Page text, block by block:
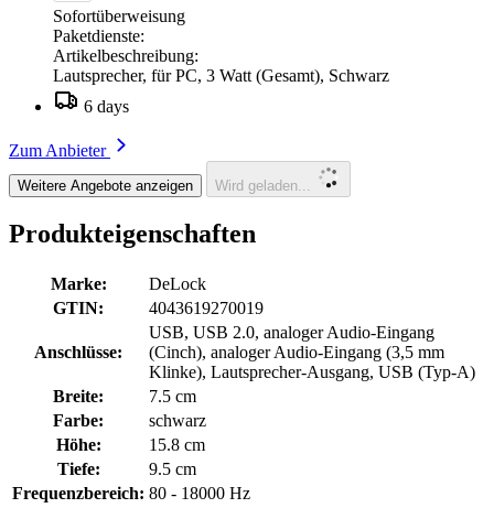
Sofortüberweisung
Paketdienste:
Artikelbeschreibung:
Lautsprecher, für PC, 3 Watt (Gesamt), Schwarz
6 days
Zum Anbieter
Weitere Angebote anzeigen Wird geladen...
Produkteigenschaften
Marke:
DeLock
GTIN:
4043619270019
Anschlüsse:
USB, USB 2.0, analoger Audio-Eingang
(Cinch), analoger Audio-Eingang (3,5 mm
Klinke), Lautsprecher-Ausgang, USB (Typ-A)
Breite:
7.5 cm
Farbe:
schwarz
Höhe:
15.8 cm
Tiefe:
9.5 cm
Frequenzbereich: 80 - 18000 Hz